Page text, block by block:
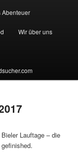
Abenteuer
Wir über uns
Lauftage – die